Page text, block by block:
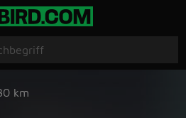
km